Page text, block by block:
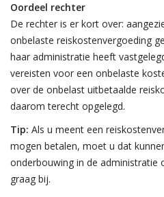
Oordeel rechter
De rechter is er kort over:
onbelaste reiskostenvergoeding
haar administratie heeft
vereisten voor een onbelaste
over de onbelast uitbetaalde
daarom terecht opgelegd.
Tip: Als u meent een
mogen betalen, moet u dat
onderbouwing in de administratie
graag bij.